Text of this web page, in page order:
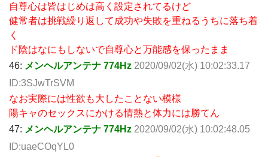
自尊心は皆はじめは高く設定されてるけど
健常者は挑戦繰り返して成功や失敗を重ねるうちに落ち着
く
ド陰はなにもしないで自尊心と万能感を保ったまま
46: メンヘルアンテナ 774Hz 2020/09/02(水) 10:02:33.17
ID:3SJwTrSVM
なお実際には性欲も大したことない模様
陽キャのセックスにかける情熱と体力には勝てん
47: メンヘルアンテナ 774Hz 2020/09/02(水) 10:02:48.05
ID:uaeCOqYL0